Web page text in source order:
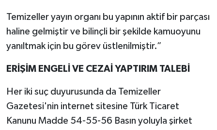
Temizeller yayın organı bu yapının aktif bir parçası
haline gelmiştir ve bilinçli bir şekilde kamuoyunu
yanıltmak için bu görev üstlenilmiştir.”
ERİŞİM ENGELİ VE CEZAİ YAPTIRIM TALEBİ
Her iki suç duyurusunda da Temizeller
Gazetesi'nin internet sitesine Türk Ticaret
Kanunu Madde 54-55-56 Basın yoluyla şirket